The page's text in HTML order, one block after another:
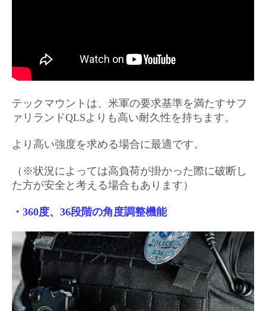
テックマウントは、米軍の要求基準を満たすサフ
ァリランドQLSよりも高い耐久性を持ちます。
より高い強度を求める場合に最適です。
（※状況によっては高負荷が掛かった際に破断し
た方が安全と考える場合もあります）
・360度、36段階の角度調整機能